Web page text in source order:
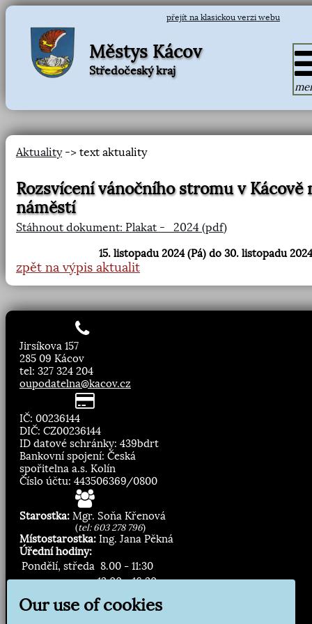
přejít na klasickou verzi webu
Městys Kácov
Středočeský kraj
Aktuality-> text aktuality
Rozsvícení vánočního stromu v Kácově
náměstí
Stáhnout dokument: Plakat -_2024 (pdf)
15. listopadu 2024 (Pá) do 30. listopadu
zpět na výpis aktualit
Jirsíkova 157
285 09 Kácov
tel: 327 324 204
oupodatelna@kacov.cz
IČ: 00236144
DIČ: CZ00236144
ID datové schránky: 439bdrt
Bankovní spojení: Česká
spořitelna a.s. Kolín
Číslo účtu: 443506369/0800
Starostka: Mgr. Soňa Křenová
(tel: 603 278 796)
Místostarostka: Ing. Jana Pěkná
Úřední hodiny:
Pondělí, středa 8.00 - 11:30
13:00 - 16:30
Our use of cookies